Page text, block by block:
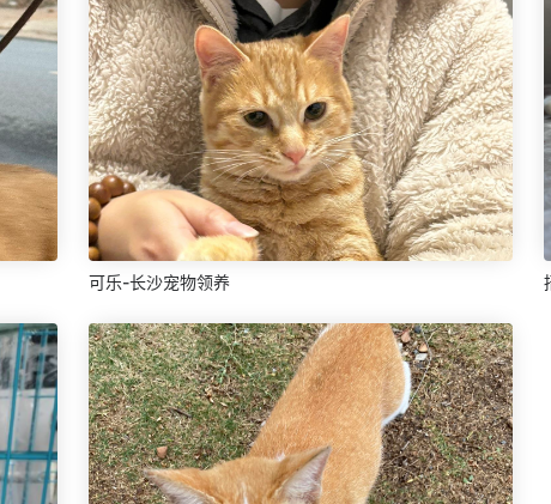
可乐-长沙宠物领养